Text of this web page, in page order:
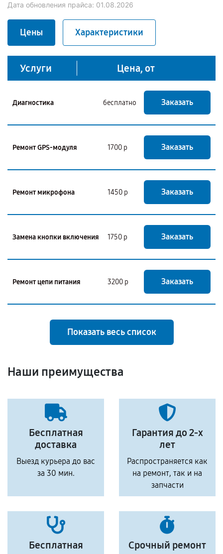
Дата обновления прайса: 01.08.2026
Цены Характеристики
Услуги Цена, от
Диагностика бесплатно Заказать
Ремонт GPS-модуля 1700 р Заказать
Ремонт микрофона 1450 р Заказать
Замена кнопки включения 1750 р Заказать
Ремонт цепи питания 3200 р Заказать
Показать весь список
Наши преимущества
Бесплатная
доставка
Выезд курьера до вас
за 30 мин.
Гарантия до 2-х
лет
Распространяется как
на ремонт, так и на
запчасти
Бесплатная
Срочный ремонт